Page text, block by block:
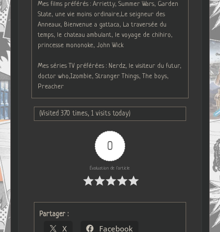
Mes films préférés : Arrietty, Summer Wars, Garden
State, une vie moins ordinaire,Le seigneur des
Anneaux, Bienvenue a gattaca, La traversée du
temps, le chateau ambulant, le voyage de chihiro,
princesse mononoke, John Wick
Mes séries TV préférées : Nerdz, le visiteur du futur,
doctor who,Izombie, Stranger Things, The boys,
Preacher
(Visited 370 times, 1 visits today)
0
Évaluation de l'article
Partager :
X Facebook